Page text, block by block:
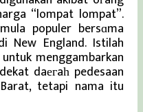
“lompat lompat”.
populer bersɑma
New England. Istilah
daегaһ pedesaan
tetapi nama itu